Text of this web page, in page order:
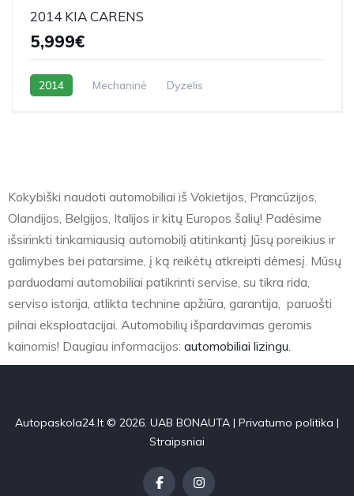
2014 KIA CARENS
5,999€
2014 Mechaninė Dyzelis
Kokybiški naudoti automobiliai iš Vokietijos, Prancūzijos,
Olandijos, Belgijos, Italijos ir kitų Europos šalių! Padėsime
išsirinkti tinkamiausią automobilį atitinkantį Jūsų poreikius ir
galimybes bei patarsime, į ką reikėtų atkreipti dėmesį. Mūsų
parduodami automobiliai patikrinti servise, su tikra rida,
serviso istorija, atlikta technine apžiūra, garantija, paruošti
pilnai eksploatacijai. Automobilių išpardavimas geromis
kainomis! Daugiau informacijos: automobiliai lizingu.
Autopaskola24.lt © 2026. UAB BONAUTA | Privatumo politika |
Straipsniai